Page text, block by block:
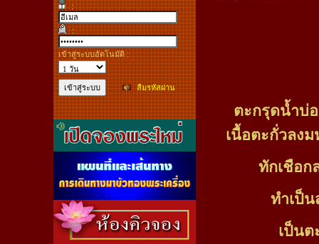
:
:
เข้าสู่ระบบอัตโนมัติ :
ลืมรหัสผ่าน
ตะกรุดน้ำบ่
เนื้อตะกั่วลงม
ทักเชือก
ทำเป็
เป็น